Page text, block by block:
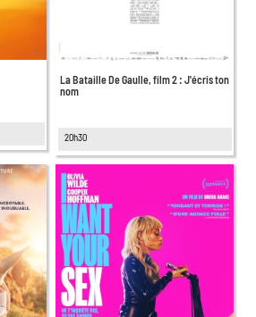
La Bataille De Gaulle, film 2 : J'écris ton
nom
20h30